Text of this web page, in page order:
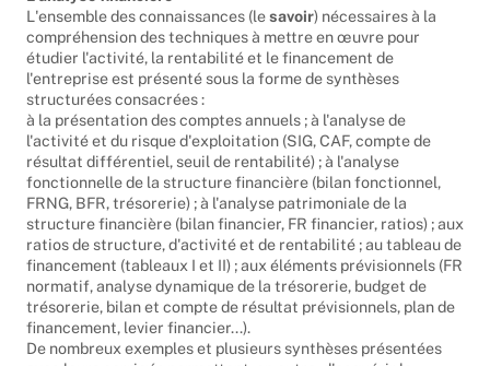
L'analyse financière
L'ensemble des connaissances (lesavoir ) nécessaires à la
compréhension des techniques à mettre en œuvre pour
étudier l'activité, la rentabilité et le financement de
l'entreprise est présenté sous la forme de synthèses
structurées consacrées :
à la présentation des comptes annuels ; à l'analyse de
l'activité et du risque d'exploitation (SIG, CAF, compte de
résultat différentiel, seuil de rentabilité) ; à l'analyse
fonctionnelle de la structure financière (bilan fonctionnel,
FRNG, BFR, trésorerie) ; à l'analyse patrimoniale de la
structure financière (bilan financier, FR financier, ratios) ; aux
ratios de structure, d'activité et de rentabilité ; au tableau de
financement (tableaux I et II) ; aux éléments prévisionnels (FR
normatif, analyse dynamique de la trésorerie, budget de
trésorerie, bilan et compte de résultat prévisionnels, plan de
financement, levier financier...).